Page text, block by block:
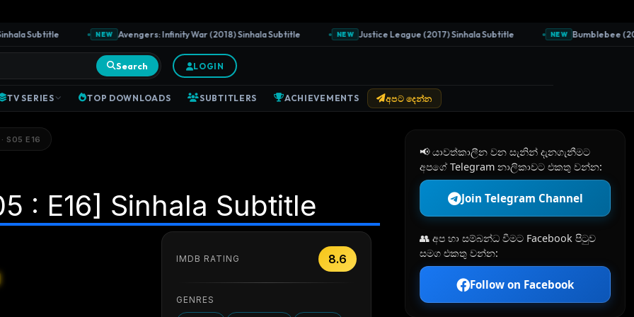
Subtitle NEW Avengers: Infinity War (2018) Sinhala Subtitle NEW Justice League (2017) Sinhala Subtitle NEW Bumblebee
Search LOGIN
TV SERIES TOP DOWNLOADS SUBTITLERS ACHIEVEMENTS අපට දෙන්න
S05 E16
: E16] Sinhala Subtitle
IMDB RATING 8.6
GENRES
📢 යාවත්කාලීන වන සැනින් දැනගැනීමට
අපගේ Telegram නාලිකාවට එකතු වන්න:
Join Telegram Channel
👥 අප හා සම්බන්ධ වීමට Facebook පිටුව
සමග එකතු වන්න:
Follow on Facebook